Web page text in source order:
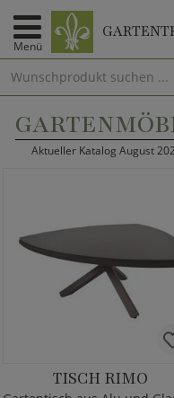
Menü
Aktueller Katalog August
TISCH RIMO